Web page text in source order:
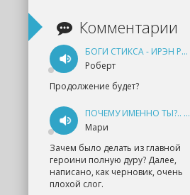
Комментарии
БОГИ СТИКСА - ИРЭН РУДКЕВИЧ
Роберт
Продолжение будет?
ПОЧЕМУ ИМЕННО ТЫ?.. КНИГА 1 - ЕКАТЕРИНА ЮДИНА
Мари
Зачем было делать из главной
героини полную дуру? Далее,
написано, как черновик, очень
плохой слог.